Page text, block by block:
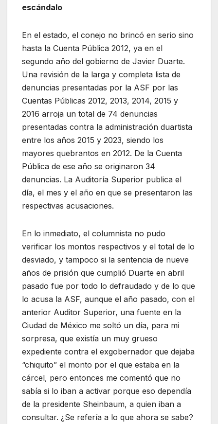
escándalo
En el estado, el conejo no brincó en serio sino
hasta la Cuenta Pública 2012, ya en el
segundo año del gobierno de Javier Duarte.
Una revisión de la larga y completa lista de
denuncias presentadas por la ASF por las
Cuentas Públicas 2012, 2013, 2014, 2015 y
2016 arroja un total de 74 denuncias
presentadas contra la administración duartista
entre los años 2015 y 2023, siendo los
mayores quebrantos en 2012. De la Cuenta
Pública de ese año se originaron 34
denuncias. La Auditoría Superior publica el
día, el mes y el año en que se presentaron las
respectivas acusaciones.
En lo inmediato, el columnista no pudo
verificar los montos respectivos y el total de lo
desviado, y tampoco si la sentencia de nueve
años de prisión que cumplió Duarte en abril
pasado fue por todo lo defraudado y de lo que
lo acusa la ASF, aunque el año pasado, con el
anterior Auditor Superior, una fuente en la
Ciudad de México me soltó un día, para mi
sorpresa, que existía un muy grueso
expediente contra el exgobernador que dejaba
“chiquito” el monto por el que estaba en la
cárcel, pero entonces me comentó que no
sabía si lo iban a activar porque eso dependía
de la presidente Sheinbaum, a quien iban a
consultar. ¿Se refería a lo que ahora se sabe?